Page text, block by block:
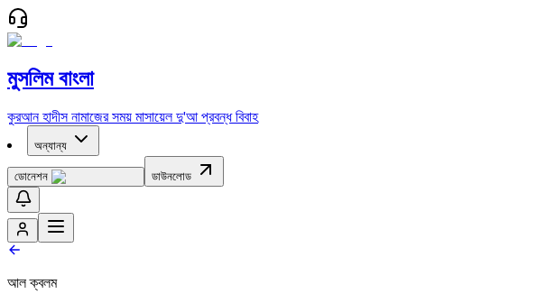
মুসলিম বাংলা
কুরআন হাদীস নামাজের সময় মাসায়েল দু'আ প্রবন্ধ বিবাহ
অন্যান্য
ডোনেশন ডাউনলোড
আল ক্বলম